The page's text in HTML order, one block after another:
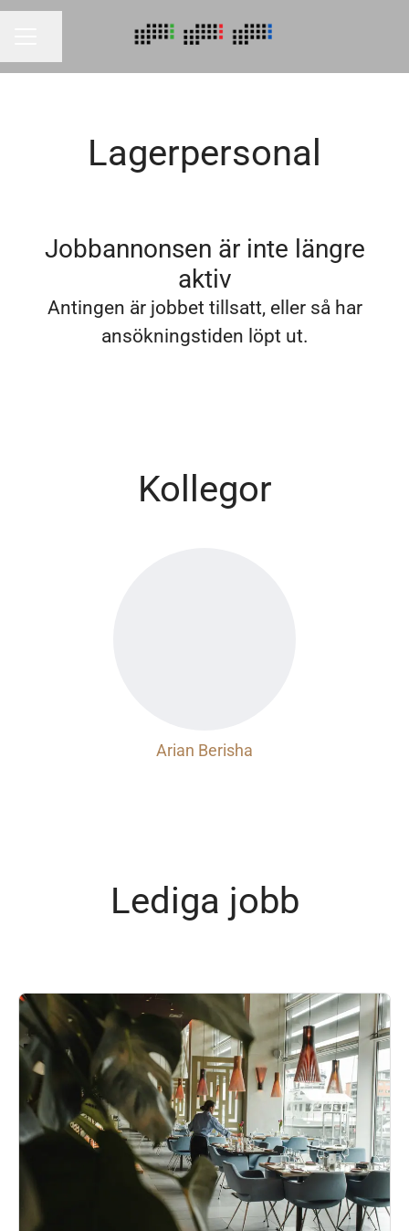
Lagerpersonal
Jobbannonsen är inte längre
aktiv
Antingen är jobbet tillsatt, eller så har
ansökningstiden löpt ut.
Kollegor
Arian Berisha
Lediga jobb